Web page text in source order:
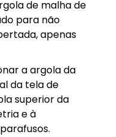
de malha de
para não
apenas
a argola da
da tela de
superior da
e à